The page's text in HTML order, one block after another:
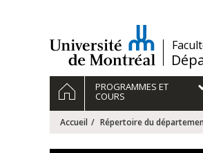
/
Navigation
principale
ACCUEILPROGRAMMES ET
COURS
Accueil Répertoire du